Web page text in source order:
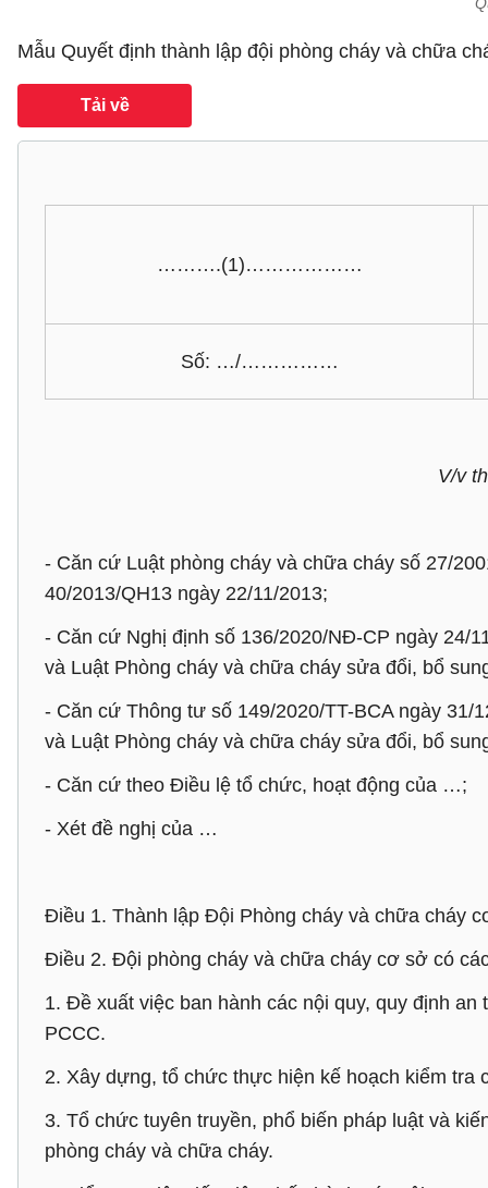
Mẫu Quyết định thành lập đội phòng cháy và chữa
Tải về
……….(1)………………
Số: …/……………
V/v
- Căn cứ Luật phòng cháy và chữa cháy số 27/
40/2013/QH13 ngày 22/11/2013;
- Căn cứ Nghị định số 136/2020/NĐ-CP ngày 24/
và Luật Phòng cháy và chữa cháy sửa đổi, bổ
- Căn cứ Thông tư số 149/2020/TT-BCA ngày 31/
và Luật Phòng cháy và chữa cháy sửa đổi, bổ
- Căn cứ theo Điều lệ tổ chức, hoạt động của …;
- Xét đề nghị của …
Điều 1. Thành lập Đội Phòng cháy và chữa cháy
Điều 2. Đội phòng cháy và chữa cháy cơ sở có
1. Đề xuất việc ban hành các nội quy, quy định
PCCC.
2. Xây dựng, tổ chức thực hiện kế hoạch kiểm
3. Tổ chức tuyên truyền, phổ biến pháp luật và
phòng cháy và chữa cháy.